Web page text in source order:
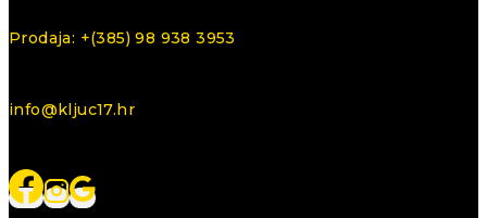
Prodaja: +(385) 98 938 3953
info@kljuc17.hr